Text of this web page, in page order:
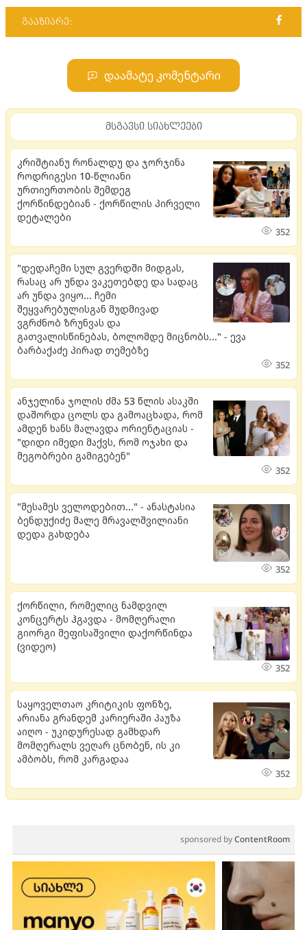
გააზიარე:
დაამატე კომენტარი
მსგავსი სიახლეები
კრიშტიანუ რონალდუ და ჯორჯინა
როდრიგესი 10-წლიანი
ურთიერთობის შემდეგ
ქორწინდებიან - ქორწილის პირველი
დეტალები
352
"დედაჩემი სულ გვერდში მიდგას,
რასაც არ უნდა ვაკეთებდე და სადაც
არ უნდა ვიყო... ჩემი
შეყვარებულისგან მუდმივად
ვგრძნობ ზრუნვას და
გათვალისწინებას, ბოლომდე მიცნობს..." - ევა
ბარბაქაძე პირად თემებზე
352
ანჯელინა ჯოლის ძმა 53 წლის ასაკში
დაშორდა ცოლს და გამოაცხადა, რომ
ამდენ ხანს მალავდა ორიენტაციას -
"დიდი იმედი მაქვს, რომ ოჯახი და
მეგობრები გამიგებენ"
352
"მესამეს ველოდებით..." - ანასტასია
ბენდუქიძე მალე მრავალშვილიანი
დედა გახდება
352
ქორწილი, რომელიც ნამდვილ
კონცერტს ჰგავდა - მომღერალი
გიორგი მეფისაშვილი დაქორწინდა
(ვიდეო)
352
საყოველთაო კრიტიკის ფონზე,
არიანა გრანდემ კარიერაში პაუზა
აიღო - უკიდურესად გამხდარ
მომღერალს ვეღარ ცნობენ, ის კი
ამბობს, რომ კარგადაა
352
sponsored byContentRoom